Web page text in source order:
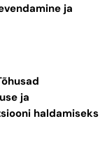
ja
ja
haldamiseks